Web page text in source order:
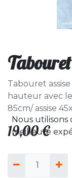
Tabouret
hauteur avec
85cm/ assise
19,00€
Nous utilisons
meilleure